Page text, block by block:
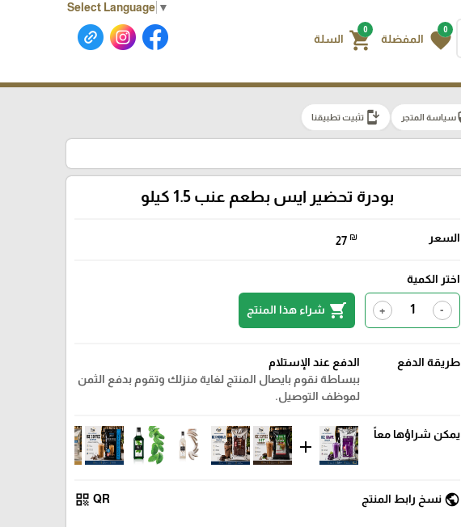
Select Language ▼
0
favorite المفضلة
0
shopping_cart السلة
سياسة المتجر install_mobileتثبيت تطبيقنا
بودرة تحضير ايس بطعم عنب 1.5 كيلو
السعر 27 ₪
اختر الكمية
-
+
shopping_cart شراء هذا المنتج
طريقة الدفع
الدفع عند الإستلام
ببساطة نقوم بايصال المنتج لغاية منزلك وتقوم بدفع الثمن
لموظف التوصيل.
يمكن شراؤها معاً
add
public نسخ رابط المنتج QR
qr_code